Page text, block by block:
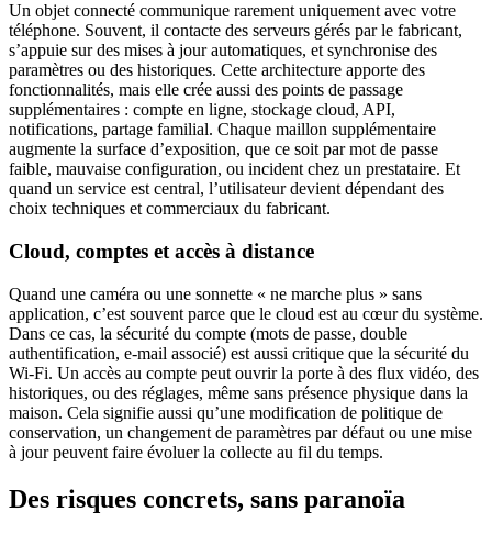
Un objet connecté communique rarement uniquement avec votre
téléphone. Souvent, il contacte des serveurs gérés par le fabricant,
s’appuie sur des mises à jour automatiques, et synchronise des
paramètres ou des historiques. Cette architecture apporte des
fonctionnalités, mais elle crée aussi des points de passage
supplémentaires : compte en ligne, stockage cloud, API,
notifications, partage familial. Chaque maillon supplémentaire
augmente la surface d’exposition, que ce soit par mot de passe
faible, mauvaise configuration, ou incident chez un prestataire. Et
quand un service est central, l’utilisateur devient dépendant des
choix techniques et commerciaux du fabricant.
Cloud, comptes et accès à distance
Quand une caméra ou une sonnette « ne marche plus » sans
application, c’est souvent parce que le cloud est au cœur du système.
Dans ce cas, la sécurité du compte (mots de passe, double
authentification, e-mail associé) est aussi critique que la sécurité du
Wi-Fi. Un accès au compte peut ouvrir la porte à des flux vidéo, des
historiques, ou des réglages, même sans présence physique dans la
maison. Cela signifie aussi qu’une modification de politique de
conservation, un changement de paramètres par défaut ou une mise
à jour peuvent faire évoluer la collecte au fil du temps.
Des risques concrets, sans paranoïa